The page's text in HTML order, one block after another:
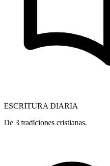
ESCRITURA DIARIA
De 3 tradiciones cristianas.